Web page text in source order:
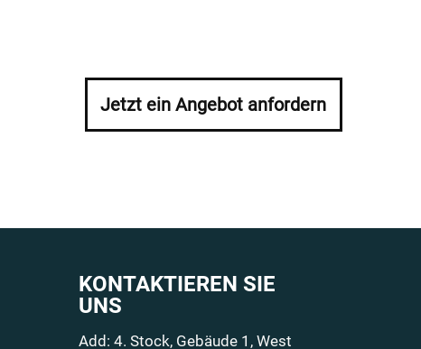
Jetzt ein Angebot anfordern
KONTAKTIEREN SIE
UNS
Add: 4. Stock, Gebäude 1, West